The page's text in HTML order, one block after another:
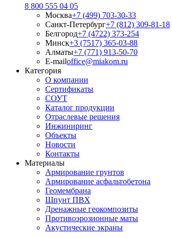
8 800 555 04 05
Москва+7 (499) 703-30-33
Санкт-Петербург+7 (812) 309-81-18
Белгород+7 (4722) 373-254
Минск+3 (7517) 365-03-88
Алматы+7 (771) 913-50-70
E-mailoffice@miakom.ru
Категория
О компании
Сертификаты
СОУТ
Каталог продукции
Отраслевые решения
Инжиниринг
Объекты
Новости
Контакты
Материалы
Армирование грунтов
Армирование асфальтобетона
Геомембрана
Шпунт ПВХ
Дренажные геокомпозиты
Противоэрозионные маты
Акустические экраны